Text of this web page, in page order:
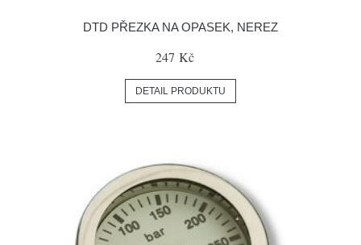
DTD PŘEZKA NA OPASEK, NEREZ
247 Kč
DETAIL PRODUKTU